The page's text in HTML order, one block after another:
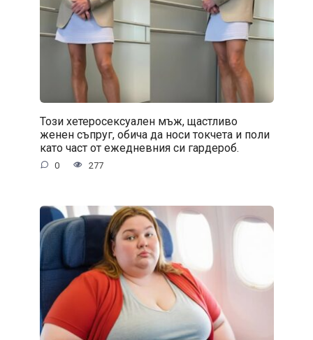
Този хетеросексуален мъж, щастливо
женен съпруг, обича да носи токчета и поли
като част от ежедневния си гардероб.
0 277